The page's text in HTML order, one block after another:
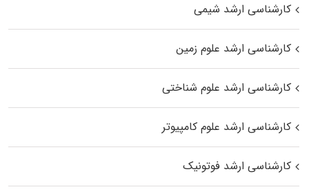
کارشناسی ارشد شیمی
کارشناسی ارشد علوم زمین
کارشناسی ارشد علوم شناختی
کارشناسی ارشد علوم کامپیوتر
کارشناسی ارشد فوتونیک